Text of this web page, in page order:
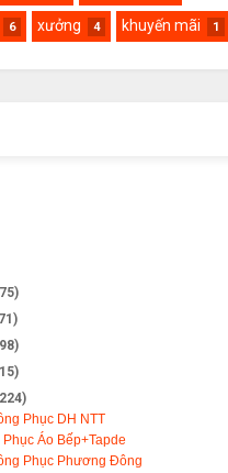
6 xưởng 4 khuyến mãi 1
Phục DH NTT
Áo Bếp+Tapde
Phục Phương Đông